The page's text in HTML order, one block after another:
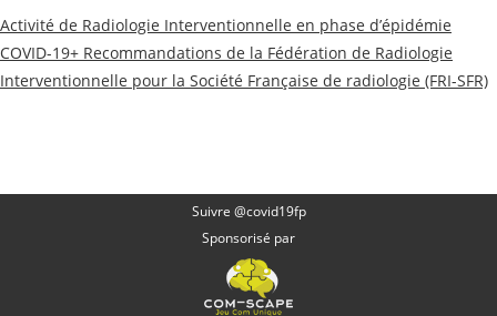
Activité de Radiologie Interventionnelle en phase d’épidémie
COVID-19+ Recommandations de la Fédération de Radiologie
Interventionnelle pour la Société Française de radiologie (FRI-SFR)
Suivre @covid19fp
Sponsorisé par